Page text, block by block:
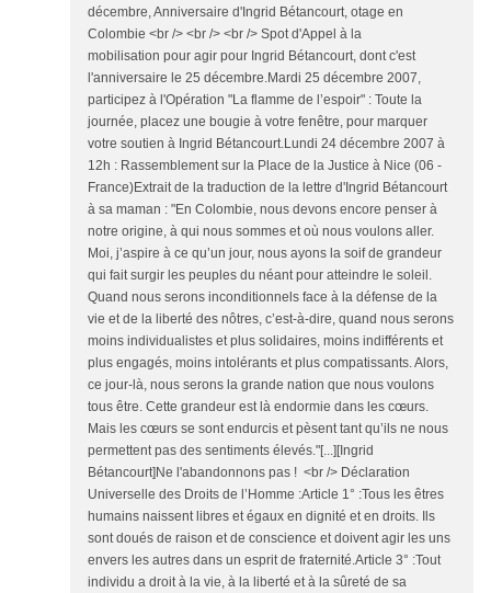
décembre, Anniversaire d'Ingrid Bétancourt, otage en
Colombie <br /> <br /> <br /> Spot d'Appel à la
mobilisation pour agir pour Ingrid Bétancourt, dont c'est
l'anniversaire le 25 décembre.Mardi 25 décembre 2007,
participez à l'Opération "La flamme de l’espoir" : Toute la
journée, placez une bougie à votre fenêtre, pour marquer
votre soutien à Ingrid Bétancourt.Lundi 24 décembre 2007 à
12h : Rassemblement sur la Place de la Justice à Nice (06 -
France)Extrait de la traduction de la lettre d'Ingrid Bétancourt
à sa maman : "En Colombie, nous devons encore penser à
notre origine, à qui nous sommes et où nous voulons aller.
Moi, j’aspire à ce qu’un jour, nous ayons la soif de grandeur
qui fait surgir les peuples du néant pour atteindre le soleil.
Quand nous serons inconditionnels face à la défense de la
vie et de la liberté des nôtres, c’est-à-dire, quand nous serons
moins individualistes et plus solidaires, moins indifférents et
plus engagés, moins intolérants et plus compatissants. Alors,
ce jour-là, nous serons la grande nation que nous voulons
tous être. Cette grandeur est là endormie dans les cœurs.
Mais les cœurs se sont endurcis et pèsent tant qu’ils ne nous
permettent pas des sentiments élevés."[...][Ingrid
Bétancourt]Ne l'abandonnons pas ! <br /> Déclaration
Universelle des Droits de l’Homme :Article 1° :Tous les êtres
humains naissent libres et égaux en dignité et en droits. Ils
sont doués de raison et de conscience et doivent agir les uns
envers les autres dans un esprit de fraternité.Article 3° :Tout
individu a droit à la vie, à la liberté et à la sûreté de sa